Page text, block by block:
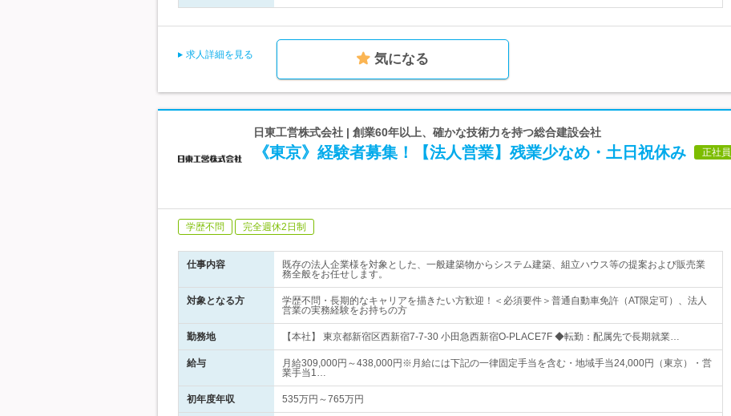
求人詳細を見る 気になる
日東工営株式会社 | 創業60年以上、確かな技術力を持つ総合建設会社
《東京》経験者募集！【法人営業】残業少なめ・土日祝休み 正社員
学歴不問 完全週休2日制
仕事内容
既存の法人企業様を対象とした、一般建築物からシステム建築、組立ハウス等の提案および販売業
務全般をお任せします。
対象となる方
学歴不問・長期的なキャリアを描きたい方歓迎！＜必須要件＞普通自動車免許（AT限定可）、法人
営業の実務経験をお持ちの方
勤務地 【本社】 東京都新宿区西新宿7-7-30 小田急西新宿O-PLACE7F ◆転勤：配属先で長期就業…
給与
月給309,000円～438,000円※月給には下記の一律固定手当を含む・地域手当24,000円（東京）・営
業手当1…
初年度年収 535万円～765万円